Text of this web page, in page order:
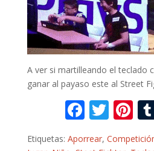
A ver si martilleando el teclado
ganar al payaso este al Street
F T
w
Pi
nt
Etiquetas: Aporrear,